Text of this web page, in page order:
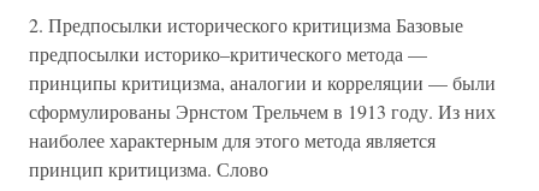
2. Предпосылки исторического критицизма Базовые
предпосылки историко–критического метода —
принципы критицизма, аналогии и корреляции — были
сформулированы Эрнстом Трельчем в 1913 году. Из них
наиболее характерным для этого метода является
принцип критицизма. Слово